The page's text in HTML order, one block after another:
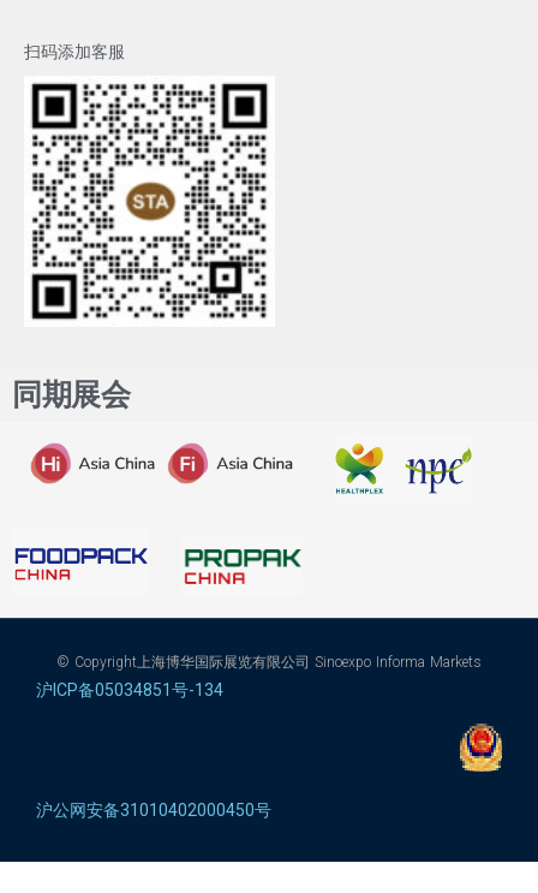
扫码添加客服
同期展会
© Copyright上海博华国际展览有限公司 Sinoexpo Informa Markets
沪ICP备05034851号-134
沪公网安备31010402000450号